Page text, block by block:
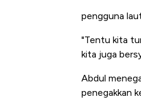
pengguna
"Tentu kita
kita juga
Abdul
penegakkan